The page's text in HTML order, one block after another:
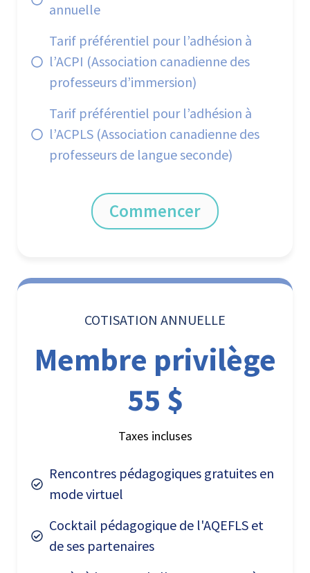
annuelle
Tarif préférentiel pour l’adhésion à
l’ACPI (Association canadienne des
professeurs d’immersion)
Tarif préférentiel pour l’adhésion à
l’ACPLS (Association canadienne des
professeurs de langue seconde)
Commencer
COTISATION ANNUELLE
Membre privilège
55 $
Taxes incluses
Rencontres pédagogiques gratuites en
mode virtuel
Cocktail pédagogique de l'AQEFLS et
de ses partenaires